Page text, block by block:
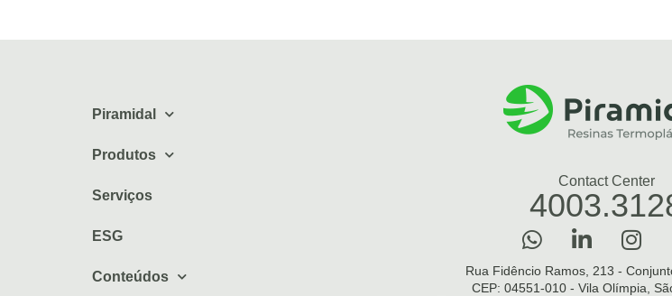
Piramidal
Produtos
Serviços
ESG
Conteúdos
Contact Center
Rua Fidêncio Ramos, 213 -
CEP: 04551-010 - Vila Olímpia,